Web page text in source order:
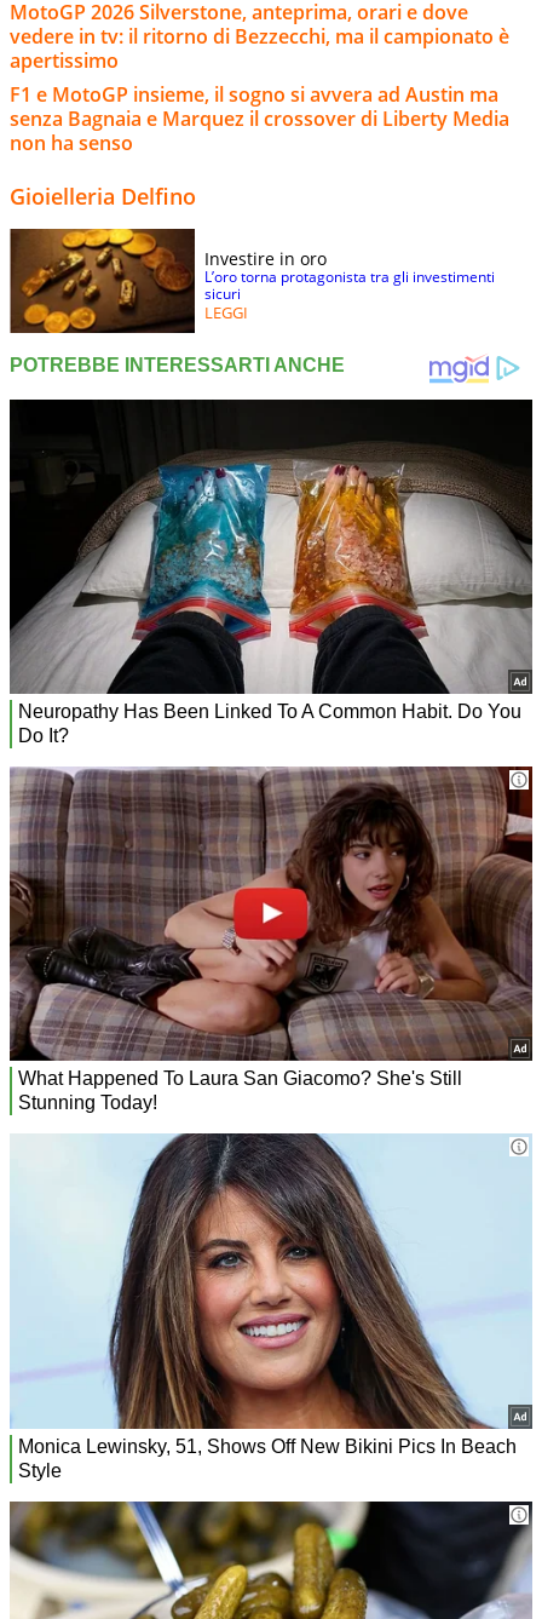
MotoGP 2026 Silverstone, anteprima, orari e dove
vedere in tv: il ritorno di Bezzecchi, ma il campionato è
apertissimo
F1 e MotoGP insieme, il sogno si avvera ad Austin ma
senza Bagnaia e Marquez il crossover di Liberty Media
non ha senso
Gioielleria Delfino
Investire in oro
L’oro torna protagonista tra gli investimenti
sicuri
LEGGI